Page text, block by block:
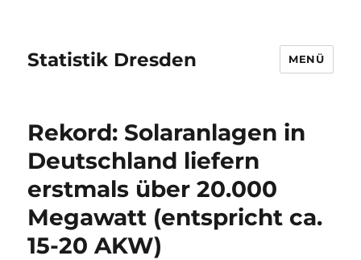
Statistik Dresden MENÜ
Rekord: Solaranlagen in
Deutschland liefern
erstmals über 20.000
Megawatt (entspricht ca.
15-20 AKW)